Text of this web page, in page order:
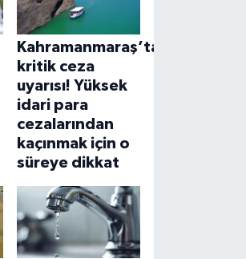
Kahramanmaraş’ta
kritik ceza
uyarısı! Yüksek
idari para
cezalarından
kaçınmak için o
süreye dikkat